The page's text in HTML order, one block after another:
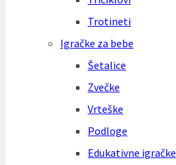
Trotineti
Igračke za bebe
Šetalice
Zvečke
Vrteške
Podloge
Edukativne igračke